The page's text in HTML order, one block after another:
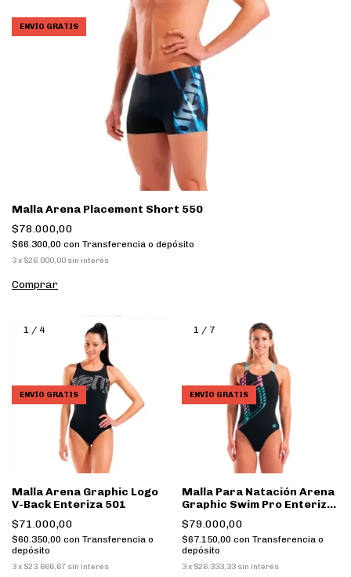
ENVÍO GRATIS
Malla Arena Placement Short 550
$78.000,00
$66.300,00 con Transferencia o depósito
3x $26.000,00 sin interés
Comprar
1 / 4
ENVÍO GRATIS
Malla Arena Graphic Logo
V-Back Enteriza 501
$71.000,00
$60.350,00 con Transferencia o
depósito
3x $23.666,67 sin interés
1/ 7
ENVÍO GRATIS
Malla Para Natación Arena
Graphic Swim Pro Enteriza
L 580
$79.000,00
$67.150,00 con Transferencia o
depósito
3 x $26.333,33 sin interés